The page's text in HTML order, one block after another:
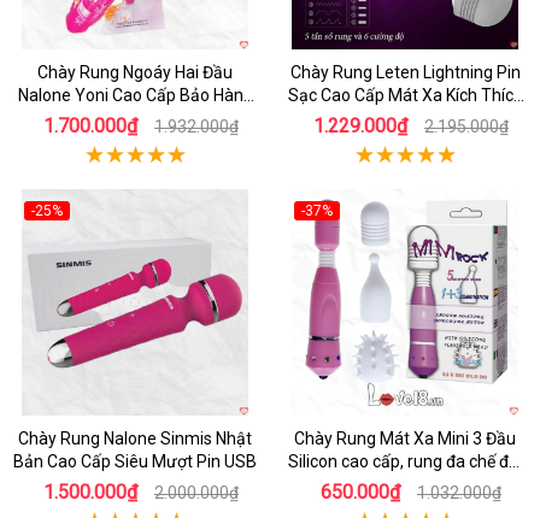
Chày Rung Ngoáy Hai Đầu
Nalone Yoni Cao Cấp Bảo Hành
7 Ngày
1.700.000₫ 1.932.000₫
Chày Rung Leten Lightning Pin
Sạc Cao Cấp Mát Xa Kích Thích
Nữ
1.229.000₫ 2.195.000₫
-25%
Chày Rung Nalone Sinmis Nhật
Bản Cao Cấp Siêu Mượt Pin USB
1.500.000₫ 2.000.000₫
-37%
Chày Rung Mát Xa Mini 3 Đầu
Silicon cao cấp, rung đa chế độ,
kích thích mạnh
650.000₫ 1.032.000₫